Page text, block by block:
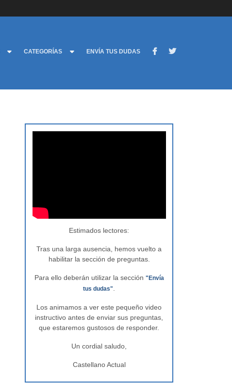
CATEGORÍAS ENVÍA TUS DUDAS
Estimados lectores:
Tras una larga ausencia, hemos vuelto a
habilitar la sección de preguntas.
Para ello deberán utilizar la sección "Envía
tus dudas"
Los animamos a ver este pequeño video
instructivo antes de enviar sus preguntas,
que estaremos gustosos de responder.
Un cordial saludo,
Castellano Actual